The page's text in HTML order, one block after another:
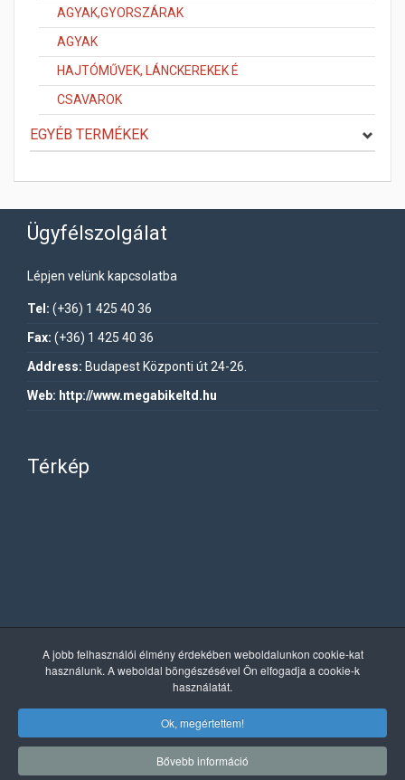
A jobb felhasználói élmény érdekében weboldalunkon cookie-kat
használunk. A weboldal böngészésével Ön elfogadja a cookie-k
használatát.
Ok, megértettem!
Bővebb információ
AGYAK,GYORSZÁRAK
AGYAK
HAJTÓMŰVEK, LÁNCKEREKEK É
CSAVAROK
EGYÉB TERMÉKEK
Ügyfélszolgálat
Lépjen velünk kapcsolatba
Tel: (+36) 1 425 40 36
Fax: (+36) 1 425 40 36
Address: Budapest Központi út 24-26.
Web: http://www.megabikeltd.hu
Térkép
Copyright © 2019 MegaBike. Minden jog fenntartva.